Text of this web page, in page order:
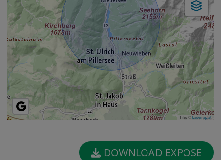
Tiles ©basemap.at
DOWNLOAD EXPOSE